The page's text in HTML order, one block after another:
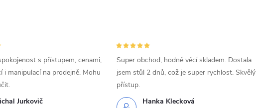
Jurkovič
s přístupem, cenami,
i manipulací na prodejně. Mohu
Hanka Klecková
Super obchod, hodně věcí skladem. Dostala
jsem stůl 2 dnů, což je super rychlost. Skvělý
přístup.